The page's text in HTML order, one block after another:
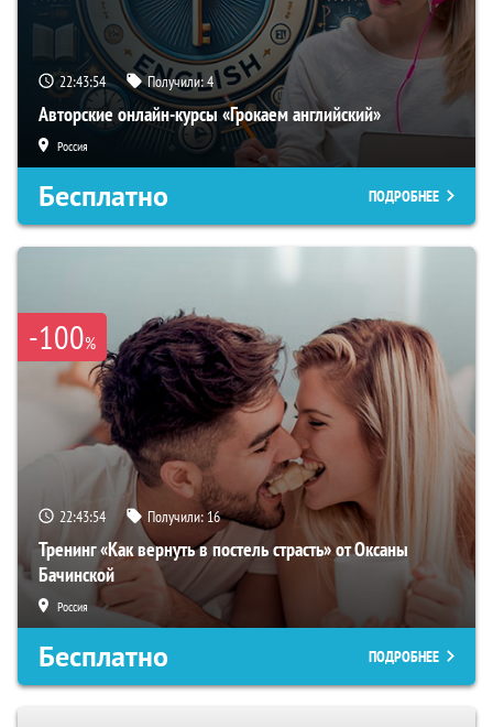
22:43:53 Получили:4
Авторские онлайн-курсы «Грокаем английский»
Россия
Бесплатно ПОДРОБНЕЕ
-100%
22:43:53 Получили:16
Тренинг «Как вернуть в постель страсть» от Оксаны
Бачинской
Россия
Бесплатно ПОДРОБНЕЕ